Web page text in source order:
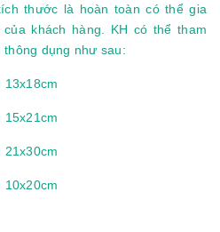
thước là hoàn toàn có thể gia
khách hàng. KH có thể tham
dụng như sau:
13x18cm
15x21cm
21x30cm
10x20cm